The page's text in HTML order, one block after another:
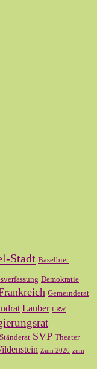
Stadt Baselbiet
Demokratie
Gemeinderat
Lauber LRW
Ständerat SVP Theater
Zum 2020 zum